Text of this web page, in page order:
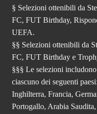
§ Selezioni ottenibili da
FC, FUT Birthday,
UEFA.
§§ Selezioni ottenibili da
FC, FUT Birthday e
§§§ Le selezioni
ciascuno dei seguenti
Inghilterra, Francia,
Portogallo, Arabia